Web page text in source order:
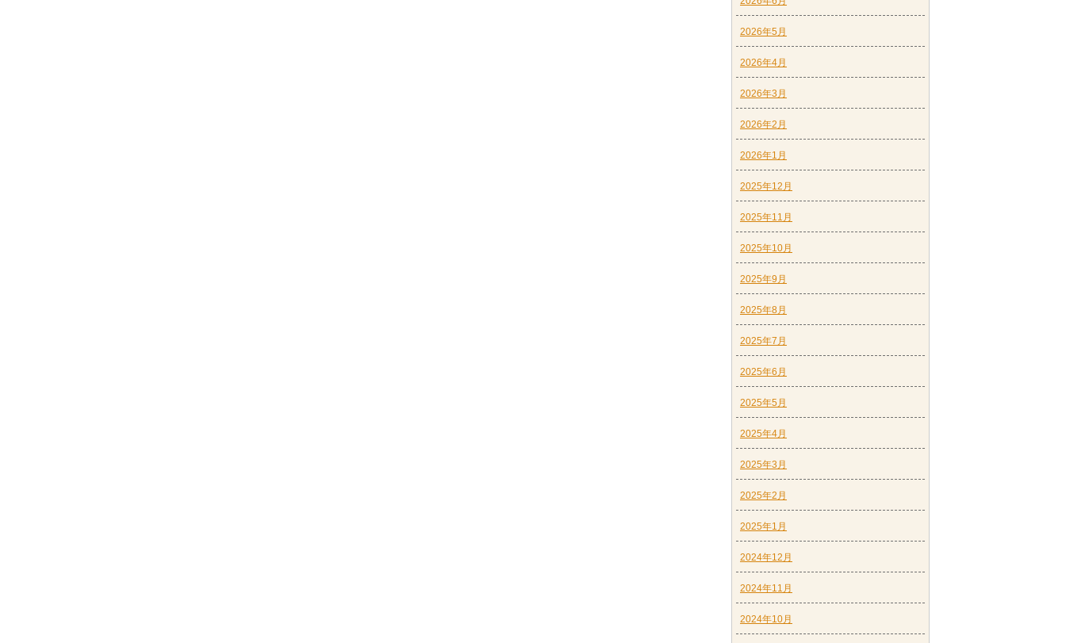
2026年5月
2026年4月
2026年3月
2026年2月
2026年1月
2025年12月
2025年11月
2025年10月
2025年9月
2025年8月
2025年7月
2025年6月
2025年5月
2025年4月
2025年3月
2025年2月
2025年1月
2024年12月
2024年11月
2024年10月